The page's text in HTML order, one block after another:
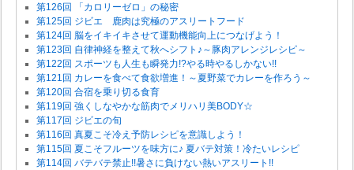
第126回 「カロリーゼロ」の秘密
第125回 ジビエ 鹿肉は究極のアスリートフード
第124回 脳をイキイキさせて運動機能向上につなげよう！
第123回 自律神経を整えて秋へシフト♪～豚肉アレンジレシピ～
第122回 スポーツも人生も瞬発力!?やる時やるしかない!!
第121回 カレーを食べて食欲増進！～夏野菜でカレーを作ろう～
第120回 合宿を乗り切る食育
第119回 強くしなやかな筋肉でメリハリ美BODY☆
第117回 ジビエの旬
第116回 真夏こそ冷え予防レシピを意識しよう！
第115回 夏こそフルーツを味方に♪ 夏バテ対策！冷たいレシピ
第114回 バテバテ禁止!!暑さに負けない熱いアスリート!!